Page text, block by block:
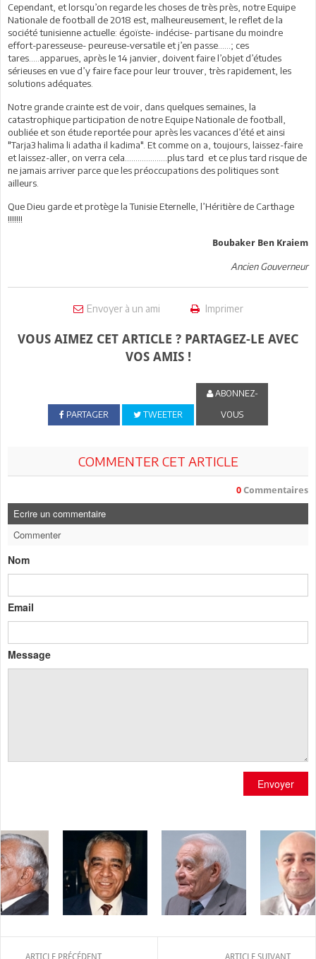
Cependant, et lorsqu’on regarde les choses de très près, notre Equipe
Nationale de football de 2018 est, malheureusement, le reflet de la
société tunisienne actuelle: égoïste- indécise- partisane du moindre
effort-paresseuse- peureuse-versatile et j’en passe……; ces
tares…..apparues, après le 14 janvier, doivent faire l’objet d’études
sérieuses en vue d’y faire face pour leur trouver, très rapidement, les
solutions adéquates.
Notre grande crainte est de voir, dans quelques semaines, la
catastrophique participation de notre Equipe Nationale de football,
oubliée et son étude reportée pour après les vacances d’été et ainsi
"Tarja3 halima li adatha il kadima". Et comme on a, toujours, laissez-faire
et laissez-aller, on verra cela………………..plus tard et ce plus tard risque de
ne jamais arriver parce que les préoccupations des politiques sont
ailleurs.
Que Dieu garde et protège la Tunisie Eternelle, l’Héritière de Carthage
!!!!!!!
Boubaker Ben Kraiem
Ancien Gouverneur
Envoyer à un ami Imprimer
VOUS AIMEZ CET ARTICLE ? PARTAGEZ-LE AVEC
VOS AMIS !
PARTAGER TWEETER
ABONNEZ-
VOUS
COMMENTER CET ARTICLE
0 Commentaires
Ecrire un commentaire
Commenter
Nom
Email
Message
Envoyer
ARTICLE PRÉCÉDENT ARTICLE SUIVANT